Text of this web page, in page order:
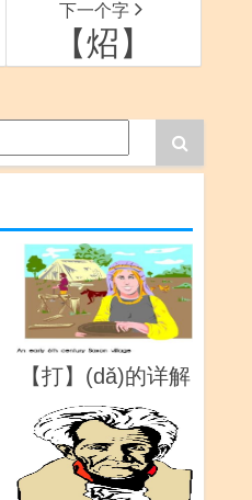
下一个字
【炤】
【打】(dǎ)的详解